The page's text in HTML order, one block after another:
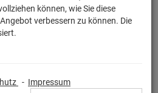
Disney
können, wie Sie diese
verbessern zu können. Die
- Impressum